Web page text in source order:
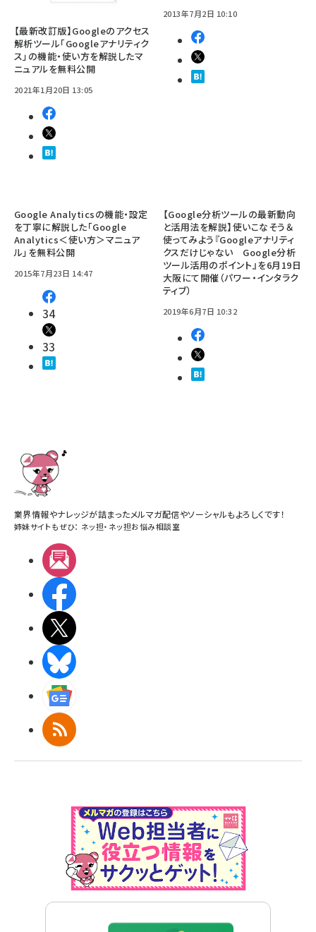
【最新改訂版】Googleのアクセス
解析ツール「Googleアナリティク
ス」の機能・使い方を解説したマ
ニュアルを無料公開
2021年1月20日 13:05
2013年7月2日 10:10
Google Analyticsの機能・設定
を丁寧に解説した「Google
Analytics＜使い方＞マニュア
ル」を無料公開
2015年7月23日 14:47
34
33
【Google分析ツールの最新動向
と活用法を解説】使いこなそう＆
使ってみよう『Googleアナリティ
クスだけじゃない Google分析
ツール活用のポイント』を6月19日
大阪にて開催（パワー・インタラク
ティブ）
2019年6月7日 10:32
業界情報やナレッジが詰まったメルマガ配信やソーシャルもよろしくです！
姉妹サイトもぜひ： ネッ担・ ネッ担お悩み相談室
RSS